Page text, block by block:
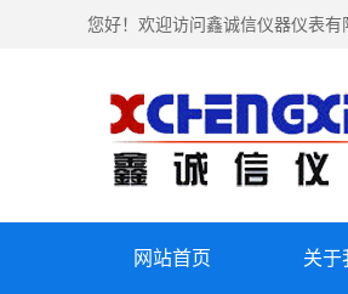
您好！欢迎访问鑫诚信仪器仪表有
网站首页 关于